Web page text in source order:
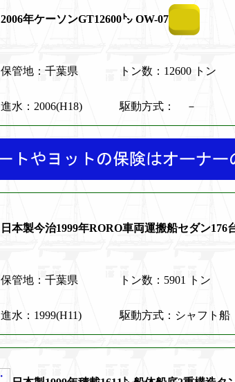
2006年ケーソンGT12600㌧ OW-07
保管地：千葉県 トン数：12600 トン
進水：2006(H18) 駆動方式： －
日本製今治1999年RORO車両運搬船セダン176
保管地：千葉県 トン数：5901 トン
進水：1999(H11) 駆動方式：シャフト船